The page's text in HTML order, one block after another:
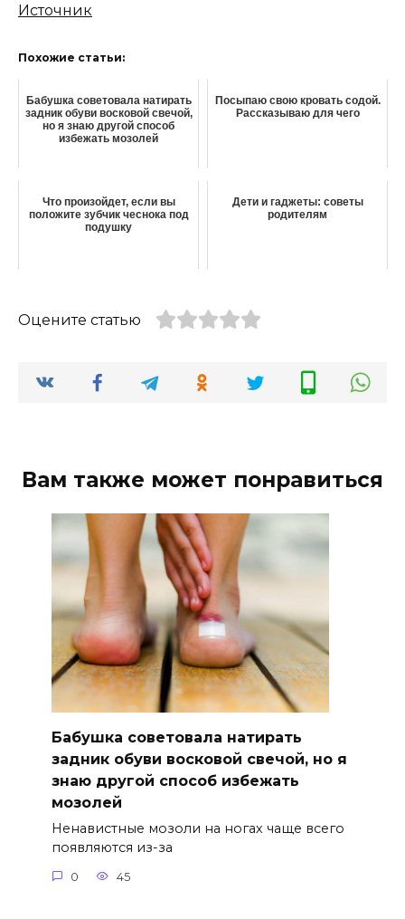
Источник
Похожие статьи:
Бабушка советовала натирать
задник обуви восковой свечой,
но я знаю другой способ
избежать мозолей
Посыпаю свою кровать содой.
Рассказываю для чего
Что произойдет, если вы
положите зубчик чеснока под
подушку
Дети и гаджеты: советы
родителям
Оцените статью
Вам также может понравиться
Бабушка советовала натирать
задник обуви восковой свечой, но я
знаю другой способ избежать
мозолей
Ненавистные мозоли на ногах чаще всего
появляются из-за
0 45